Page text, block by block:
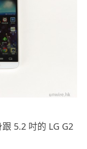
5.2 吋的 LG G2